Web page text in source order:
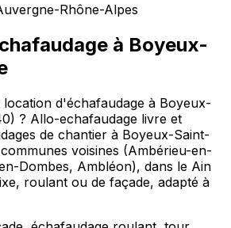
Rhône-Alpes
à Boyeux-
d'échafaudage à Boyeux-
? Allo-echafaudage livre et
de chantier à Boyeux-Saint-
voisines (Ambérieu-en-
Dombes, Ambléon), dans le Ain
roulant ou de façade, adapté à